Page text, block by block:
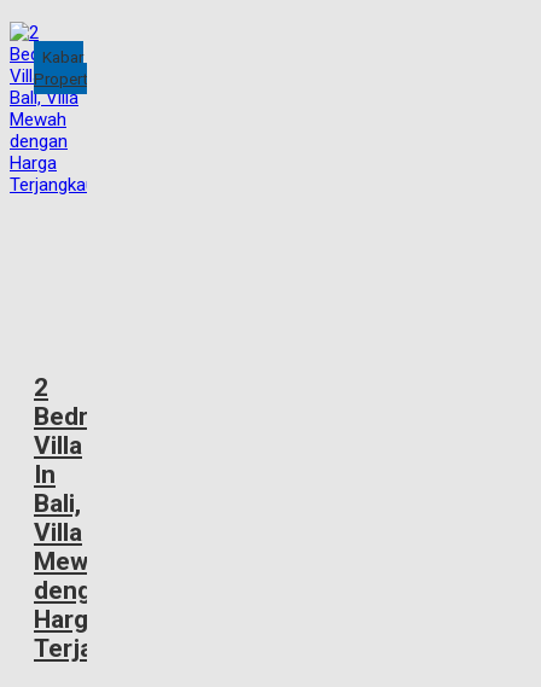
Kabar
Property
2
Bedroom
Villa
In
Bali,
Villa
Mewah
dengan
Harga
Terjangkau